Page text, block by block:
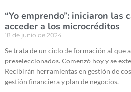
“Yo emprendo”: iniciaron las
acceder a los microcréditos
18 de junio de 2024
Se trata de un ciclo de formación al que
preseleccionados. Comenzó hoy y se
Recibirán herramientas en gestión de
gestión financiera y plan de negocios.